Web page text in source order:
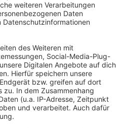
weil es im Moment
gibt.
hat vor dem Landtag